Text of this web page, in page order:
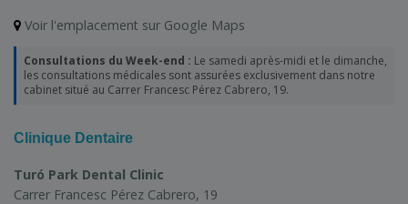
Voir l'emplacement sur Google Maps
Consultations du Week-end : Le samedi après-midi et le dimanche,
les consultations médicales sont assurées exclusivement dans notre
cabinet situé au Carrer Francesc Pérez Cabrero, 19.
Clinique Dentaire
Turó Park Dental Clinic
Carrer Francesc Pérez Cabrero, 19